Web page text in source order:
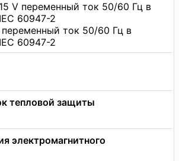
V переменный ток 50/60 Гц в
60947-2
ток 50/60 Гц в
60947-2
тепловой защиты
электромагнитного